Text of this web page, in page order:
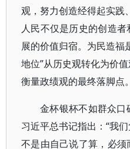
观，努力创造经得起实践
人民不仅是历史的创造
展的价值归宿。为民造福
地位”从历史观转化为价
衡量政绩观的最终落脚点。
金杯银杯不如群众口
习近平总书记指出：“我
不是由自己说了算，必